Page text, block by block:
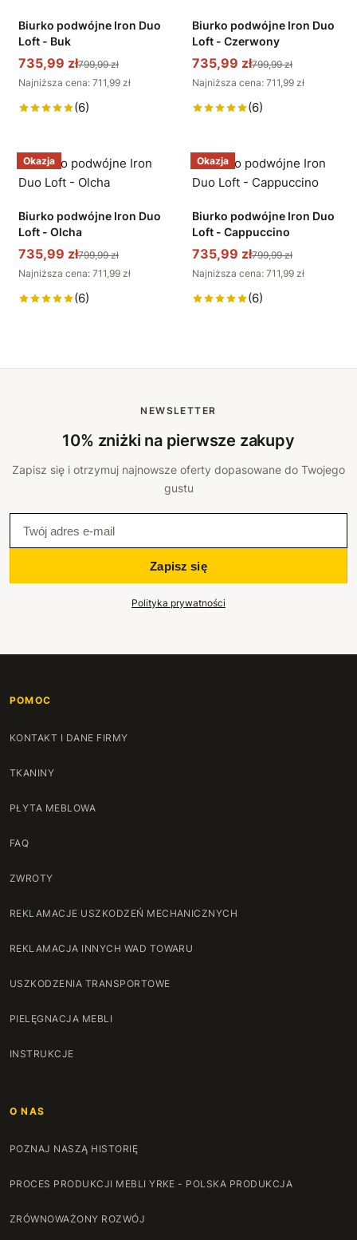
Biurko podwójne Iron Duo
Loft - Buk
735,99 zł799,99 zł
Najniższa cena: 711,99 zł
(6)
Biurko podwójne Iron Duo
Loft - Czerwony
735,99 zł799,99 zł
Najniższa cena: 711,99 zł
(6)
Okazja
Biurko podwójne Iron Duo
Loft - Olcha
735,99 zł799,99 zł
Najniższa cena: 711,99 zł
(6)
Okazja
Biurko podwójne Iron Duo
Loft - Cappuccino
735,99 zł799,99 zł
Najniższa cena: 711,99 zł
(6)
NEWSLETTER
10% zniżki na pierwsze zakupy
Zapisz się i otrzymuj najnowsze oferty dopasowane do Twojego
gustu
Zapisz się
Polityka prywatności
POMOC
KONTAKT I DANE FIRMY
TKANINY
PŁYTA MEBLOWA
FAQ
ZWROTY
REKLAMACJE USZKODZEŃ MECHANICZNYCH
REKLAMACJA INNYCH WAD TOWARU
USZKODZENIA TRANSPORTOWE
PIELĘGNACJA MEBLI
INSTRUKCJE
O NAS
POZNAJ NASZĄ HISTORIĘ
PROCES PRODUKCJI MEBLI YRKE - POLSKA PRODUKCJA
ZRÓWNOWAŻONY ROZWÓJ